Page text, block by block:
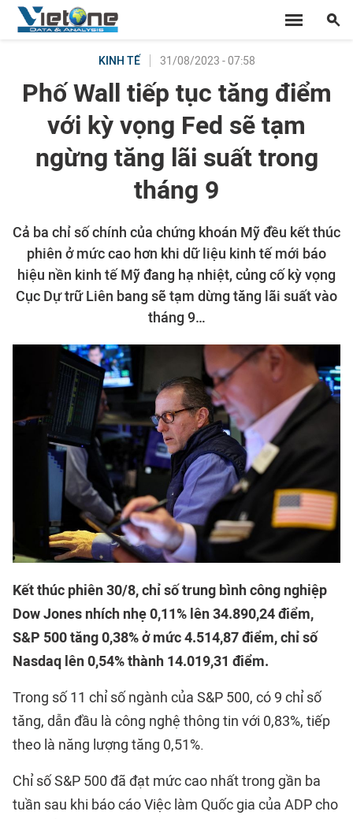
KINH TẾ 31/08/2023 - 07:58
Phố Wall tiếp tục tăng điểm
với kỳ vọng Fed sẽ tạm
ngừng tăng lãi suất trong
tháng 9
Cả ba chỉ số chính của chứng khoán Mỹ đều kết thúc
phiên ở mức cao hơn khi dữ liệu kinh tế mới báo
hiệu nền kinh tế Mỹ đang hạ nhiệt, củng cố kỳ vọng
Cục Dự trữ Liên bang sẽ tạm dừng tăng lãi suất vào
tháng 9…
Kết thúc phiên 30/8, chỉ số trung bình công nghiệp
Dow Jones nhích nhẹ 0,11% lên 34.890,24 điểm,
S&P 500 tăng 0,38% ở mức 4.514,87 điểm, chỉ số
Nasdaq lên 0,54% thành 14.019,31 điểm.
Trong số 11 chỉ số ngành của S&P 500, có 9 chỉ số
tăng, dẫn đầu là công nghệ thông tin với 0,83%, tiếp
theo là năng lượng tăng 0,51%.
Chỉ số S&P 500 đã đạt mức cao nhất trong gần ba
tuần sau khi báo cáo Việc làm Quốc gia của ADP cho